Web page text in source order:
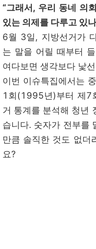
“그래서, 우리 동네 의
있는 의제를 다루고 있
6월 3일, 지방선거가
는 말을 어릴 때부터
여다보면 생각보다 낯
이번 이슈특집에서는
1회(1995년)부터 제7
거 통계를 분석해 청년
습니다. 숫자가 전부를
만큼 솔직한 것도 없더
요?